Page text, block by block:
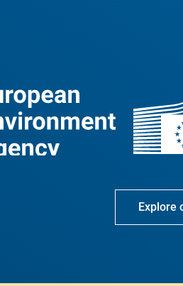
Explore